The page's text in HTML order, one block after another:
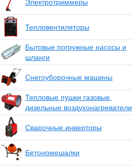
Электротриммеры
Тепловентиляторы
Бытовые погружные насосы и
шланги
Снегоуборочные машины
Тепловые пушки газовые,
дизельные воздухонагреватели
Сварочные инверторы
Бетономешалки